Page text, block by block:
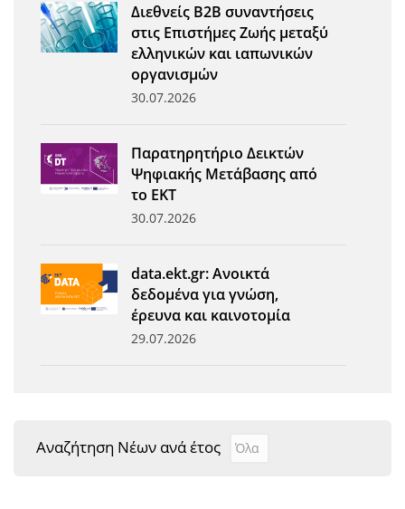
Διεθνείς Β2Β συναντήσεις
στις Επιστήμες Ζωής μεταξύ
ελληνικών και ιαπωνικών
οργανισμών
30.07.2026
Παρατηρητήριο Δεικτών
Ψηφιακής Μετάβασης από
το ΕΚΤ
30.07.2026
data.ekt.gr: Ανοικτά
δεδομένα για γνώση,
έρευνα και καινοτομία
29.07.2026
Αναζήτηση Νέων ανά έτος Αναζήτηση Νέων ανά
Year